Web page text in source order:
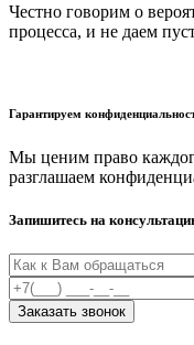
Честно говорим о
процесса, и не даем
Гарантируем
Мы ценим право
разглашаем
Запишитесь на
Заказать звонок